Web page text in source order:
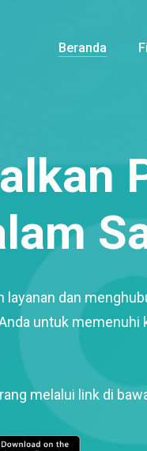
Beranda
layanan dan
untuk
melalui link di